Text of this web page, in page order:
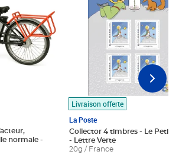
Livraison offerte
La Poste
Collector 4 timbres - Le Petit
- Lettre Verte
20g / France